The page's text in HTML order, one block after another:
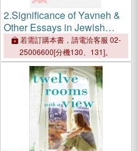
2.Significance of Yavneh &
Other Essays in Jewish
Hellenism
若需訂購本書，請電洽客服 02-
25006600[分機130、131]。